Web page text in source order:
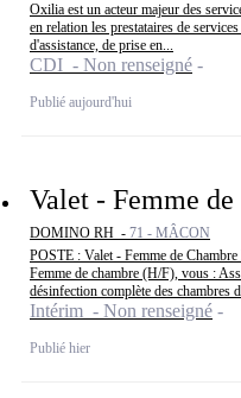
Oxilia est un acteur majeur des
en relation les prestataires de
d'assistance, de prise en...
CDI - Non renseigné
Publié aujourd'hui
Valet - Femme
DOMINO RH - 71 - MÂCON
POSTE : Valet - Femme de
Femme de chambre (H/F), vous :
désinfection complète des chambres
Intérim - Non renseigné
Publié hier